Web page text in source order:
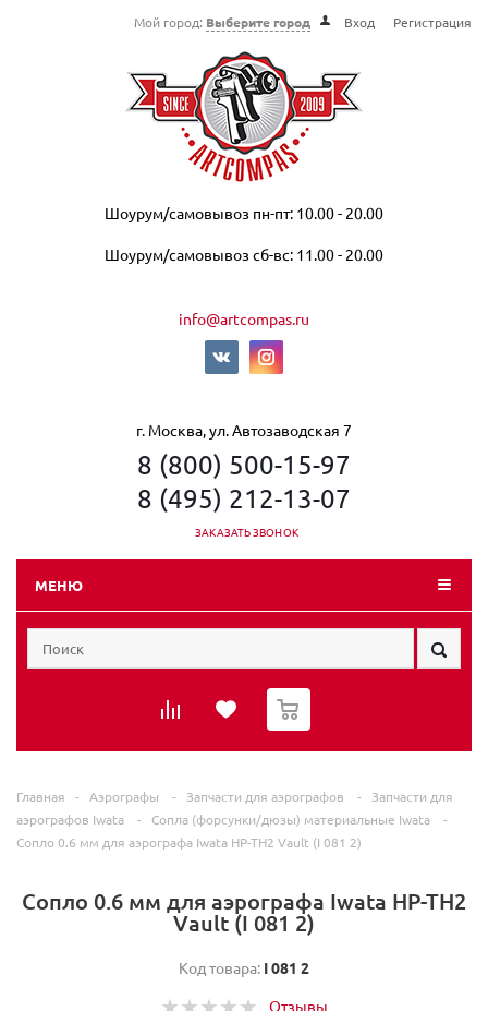
Мой город: Выберите город Вход Регистрация
Шоурум/самовывоз пн-пт: 10.00 - 20.00
Шоурум/самовывоз сб-вс: 11.00 - 20.00
info@artcompas.ru
г. Москва, ул. Автозаводская 7
8 (800) 500-15-97
8 (495) 212-13-07
ЗАКАЗАТЬ ЗВОНОК
МЕНЮ
0
Главная - Аэрографы - Запчасти для аэрографов -
Запчасти для
аэрографов Iwata
- Сопла (форсунки/дюзы) материальные Iwata
-
Сопло 0.6 мм для аэрографа Iwata HP-TH2 Vault (I 081 2)
Сопло 0.6 мм для аэрографа Iwata HP-TH2
Vault (I 081 2)
Код товара: I 081 2
Отзывы